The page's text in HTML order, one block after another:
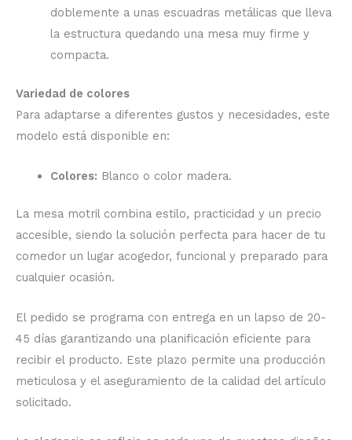
doblemente a unas escuadras metálicas que lleva
la estructura quedando una mesa muy firme y
compacta.
Variedad de colores
Para adaptarse a diferentes gustos y necesidades, este
modelo está disponible en:
Colores: Blanco o color madera.
La mesa motril combina estilo, practicidad y un precio
accesible, siendo la solución perfecta para hacer de tu
comedor un lugar acogedor, funcional y preparado para
cualquier ocasión.
El pedido se programa con entrega en un lapso de 20-
45 días garantizando una planificación eficiente para
recibir el producto. Este plazo permite una producción
meticulosa y el aseguramiento de la calidad del artículo
solicitado.